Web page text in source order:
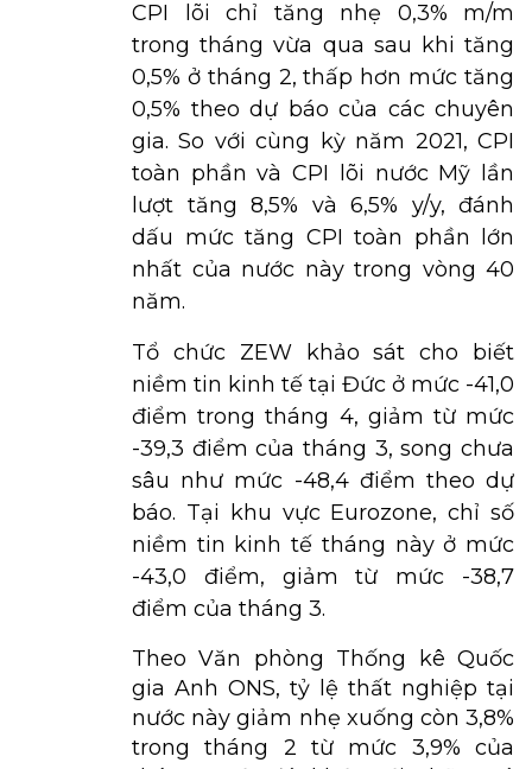
CPI lõi chỉ tăng nhẹ 0,3% m/m
trong tháng vừa qua sau khi tăng
0,5% ở tháng 2, thấp hơn mức tăng
0,5% theo dự báo của các chuyên
gia. So với cùng kỳ năm 2021, CPI
toàn phần và CPI lõi nước Mỹ lần
lượt tăng 8,5% và 6,5% y/y, đánh
dấu mức tăng CPI toàn phần lớn
nhất của nước này trong vòng 40
năm.
Tổ chức ZEW khảo sát cho biết
niềm tin kinh tế tại Đức ở mức -41,0
điểm trong tháng 4, giảm từ mức
-39,3 điểm của tháng 3, song chưa
sâu như mức -48,4 điểm theo dự
báo. Tại khu vực Eurozone, chỉ số
niềm tin kinh tế tháng này ở mức
-43,0 điểm, giảm từ mức -38,7
điểm của tháng 3.
Theo Văn phòng Thống kê Quốc
gia Anh ONS, tỷ lệ thất nghiệp tại
nước này giảm nhẹ xuống còn 3,8%
trong tháng 2 từ mức 3,9% của